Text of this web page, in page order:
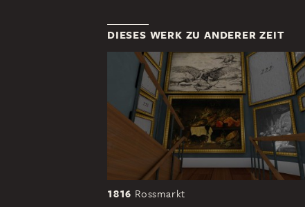
DIESES WERK ZU ANDERER ZEIT
1816 Rossmarkt